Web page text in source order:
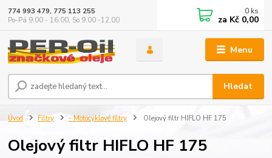
Menu
Hledat
774 993 479, 775 113 255
Po-Pá 9.00 - 16.00, So 9.00 -12.00
0 ks
za Kč 0,00
Úvod Filtry - Motocyklové filtry Olejový filtr HIFLO HF 175
Olejový filtr HIFLO HF 175